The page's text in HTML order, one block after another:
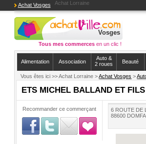
Achat Lorraine
Achat Vosges
Vosges
Tous mes commercesen un clic !
Alimentation Association
Auto &
2 roues
Beauté
Vous êtes ici >>Achat Lorraine >Achat Vosges >
ETS MICHEL BALLAND ET FILS
6 ROUTE DE
88600
Recommander ce commerçant